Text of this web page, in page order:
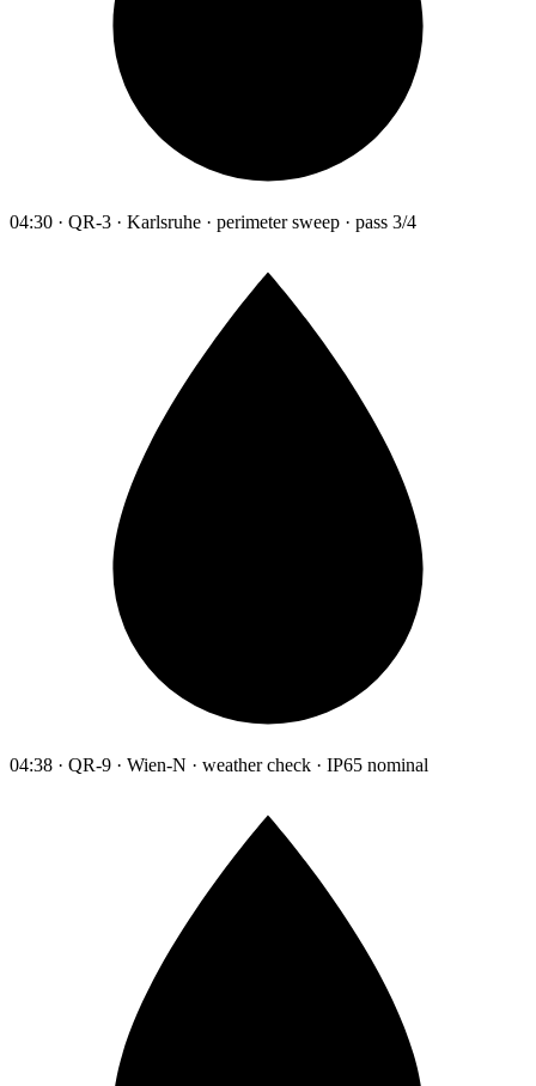
04:30 · QR-3 · Karlsruhe · perimeter sweep · pass 3/4
04:38 · QR-9 · Wien-N · weather check · IP65 nominal